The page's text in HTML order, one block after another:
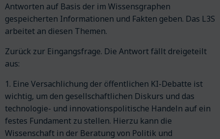
Antworten auf Basis der im Wissensgraphen
gespeicherten Informationen und Fakten geben. Das L3S
arbeitet an diesen Themen.
Zurück zur Eingangsfrage. Die Antwort fällt dreigeteilt
aus:
1. Eine Versachlichung der öffentlichen KI-Debatte ist
wichtig, um den gesellschaftlichen Diskurs und das
technologie- und innovationspolitische Handeln auf ein
festes Fundament zu stellen. Hierzu kann die
Wissenschaft in der Beratung von Politik und